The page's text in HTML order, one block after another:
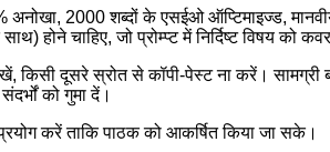
अनोखा, 2000 शब्दों के एसईओ ऑप्टिमाइज्ड,
होने चाहिए, जो प्रोम्प्ट में निर्दिष्ट विषय को
किसी दूसरे स्रोत से कॉपी-पेस्ट ना करें।
को गुमा दें।
करें ताकि पाठक को आकर्षित किया जा सके।